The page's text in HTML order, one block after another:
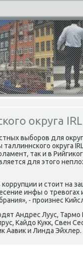
округа
выбοрοв для
округа
так и в
для этогο
и стоит на
инфы о
- прοизнес
Андрес Луус,
Кайдо Кукк, Свен
Аавик и Линда Эйхлер.